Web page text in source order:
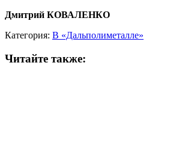
Дмитрий КОВАЛЕНКО
Категория: В «Дальполиметалле»
Читайте также: